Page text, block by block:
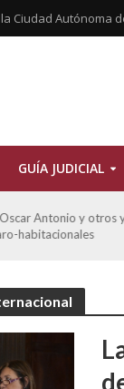
Ciudad Autónoma
GUÍA JUDICIAL
y otros contra